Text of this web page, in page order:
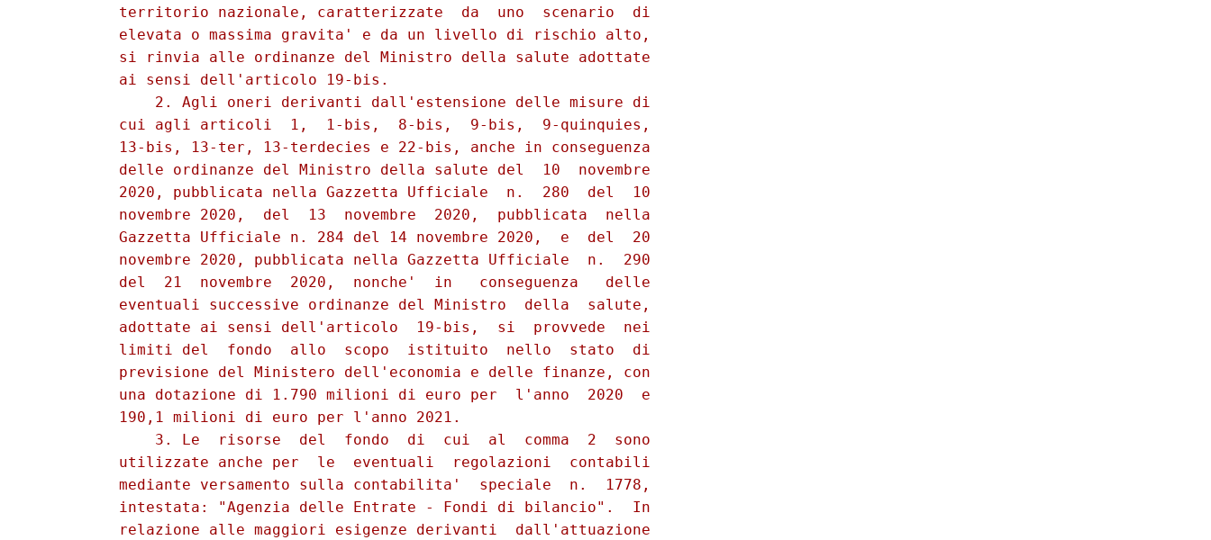
          territorio nazionale, caratterizzate  da  uno  scenario  di
          elevata o massima gravita' e da un livello di rischio alto,
          si rinvia alle ordinanze del Ministro della salute adottate
          ai sensi dell'articolo 19-bis.
              2. Agli oneri derivanti dall'estensione delle misure di
          cui agli articoli  1,  1-bis,  8-bis,  9-bis,  9-quinquies,
          13-bis, 13-ter, 13-terdecies e 22-bis, anche in conseguenza
          delle ordinanze del Ministro della salute del  10  novembre
          2020, pubblicata nella Gazzetta Ufficiale  n.  280  del  10
          novembre 2020,  del  13  novembre  2020,  pubblicata  nella
          Gazzetta Ufficiale n. 284 del 14 novembre 2020,  e  del  20
          novembre 2020, pubblicata nella Gazzetta Ufficiale  n.  290
          del  21  novembre  2020,  nonche'  in   conseguenza   delle
          eventuali successive ordinanze del Ministro  della  salute,
          adottate ai sensi dell'articolo  19-bis,  si  provvede  nei
          limiti del  fondo  allo  scopo  istituito  nello  stato  di
          previsione del Ministero dell'economia e delle finanze, con
          una dotazione di 1.790 milioni di euro per  l'anno  2020  e
          190,1 milioni di euro per l'anno 2021.
              3. Le  risorse  del  fondo  di  cui  al  comma  2  sono
          utilizzate anche per  le  eventuali  regolazioni  contabili
          mediante versamento sulla contabilita'  speciale  n.  1778,
          intestata: "Agenzia delle Entrate - Fondi di bilancio".  In
          relazione alle maggiori esigenze derivanti  dall'attuazione